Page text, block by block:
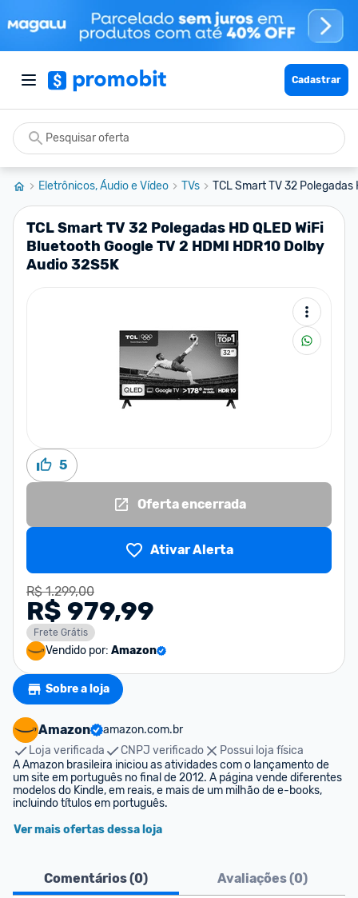
Cadastrar
Eletrônicos, Áudio e Vídeo TVs TCL Smart TV 32 Polegadas
TCL Smart TV 32 Polegadas HD QLED WiFi
Bluetooth Google TV 2 HDMI HDR10 Dolby
Audio 32S5K
5
Oferta encerrada
Ativar Alerta
R$ 1.299,00
R$ 979,99
Frete Grátis
Vendido por: Amazon
Sobre a loja
Amazon
amazon.com.br
Loja verificada
CNPJ verificado
Possui loja física
A Amazon brasileira iniciou as atividades com o lançamento de
um site em português no final de 2012. A página vende diferentes
modelos do Kindle, em reais, e mais de um milhão de e-books,
incluindo títulos em português.
Ver mais ofertas dessa loja
Comentários (0) Avaliações (0)